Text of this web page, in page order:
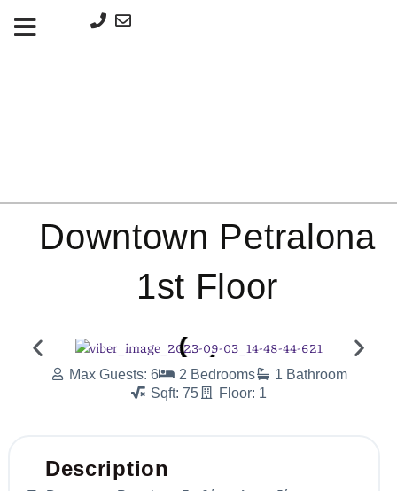
στο
Downtown Petralona
1st Floor
Max Guests: 6 2 Bedrooms
1 Bathroom
Sqft: 75
Floor: 1
Description